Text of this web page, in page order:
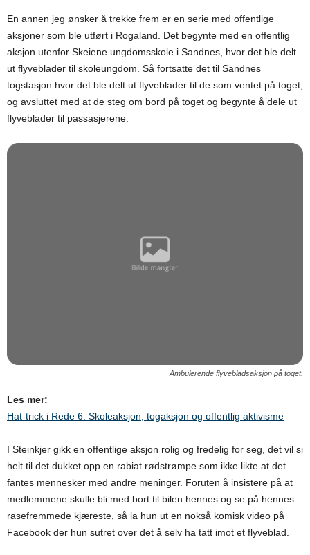
En annen jeg ønsker å trekke frem er en serie med offentlige
aksjoner som ble utført i Rogaland. Det begynte med en offentlig
aksjon utenfor Skeiene ungdomsskole i Sandnes, hvor det ble delt
ut flyveblader til skoleungdom. Så fortsatte det til Sandnes
togstasjon hvor det ble delt ut flyveblader til de som ventet på toget,
og avsluttet med at de steg om bord på toget og begynte å dele ut
flyveblader til passasjerene.
Ambulerende flyvebladsaksjon på toget.
Les mer:
Hat-trick i Rede 6: Skoleaksjon, togaksjon og offentlig aktivisme
I Steinkjer gikk en offentlige aksjon rolig og fredelig for seg, det vil si
helt til det dukket opp en rabiat rødstrømpe som ikke likte at det
fantes mennesker med andre meninger. Foruten å insistere på at
medlemmene skulle bli med bort til bilen hennes og se på hennes
rasefremmede kjæreste, så la hun ut en nokså komisk video på
Facebook der hun sutret over det å selv ha tatt imot et flyveblad.